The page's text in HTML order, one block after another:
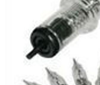
Иглы и колпачки
оригинальных
Bella ( Тайвань)
Иглы и колпачки
My M мезо и BB